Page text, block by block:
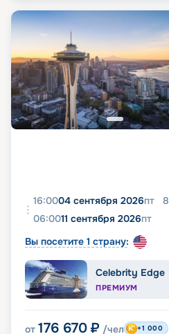
16:0004 сентября 2026пт 8
06:0011 сентября 2026пт
Вы посетите 1 страну:
Celebrity Edge
ПРЕМИУМ
от 176 670 ₽ /чел +1 000